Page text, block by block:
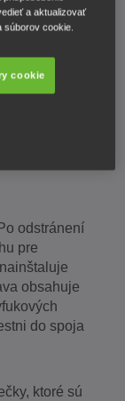
žľabu
vzniká
katalyzátora
Po odstránení
pre
obsahuje
do spoja
ktoré sú
a aktualizovať
cookie.
cookie